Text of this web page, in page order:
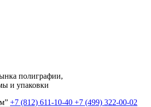
полиграфии,
и упаковки
+7 (812) 611-10-40 +7 (499) 322-00-02